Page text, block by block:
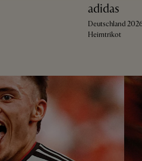
adidas
Deutschland
Heimtrikot